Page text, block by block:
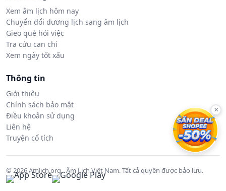
Xem âm lịch hôm nay
Chuyển đổi dương lịch sang âm lịch
Gieo quẻ hỏi việc
Tra cứu can chi
Xem ngày tốt xấu
Thông tin
Giới thiệu
Chính sách bảo mật
Điều khoản sử dụng
Liên hệ
Truyện cổ tích
© 2026 Amlich.org - Âm Lịch Việt Nam. Tất cả quyền được bảo lưu.
×